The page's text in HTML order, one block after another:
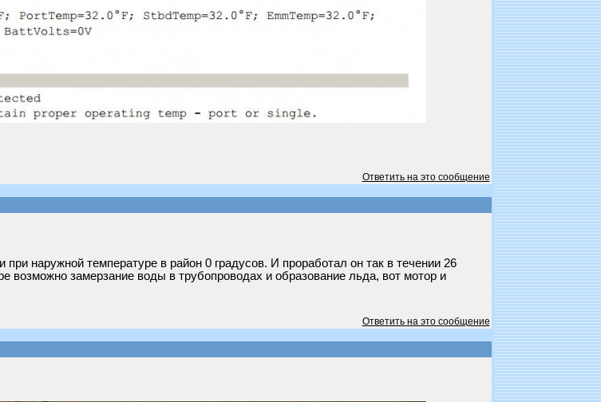
Ответить на это сообщение
наружной температуре в район 0 градусов. И проработал он так в течении 26
возможно замерзание воды в трубопроводах и образование льда, вот мотор и
Ответить на это сообщение